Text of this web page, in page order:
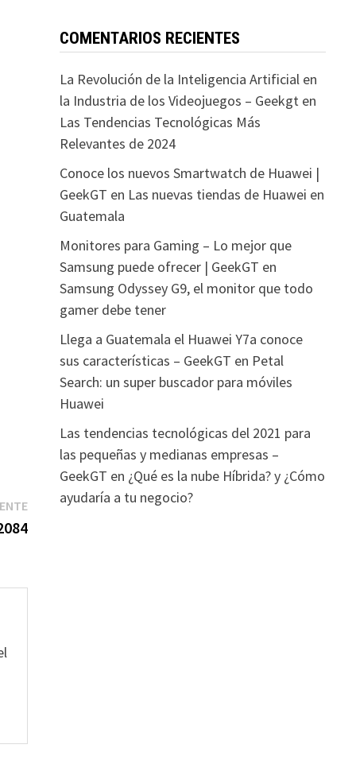
Entrada
siguiente:
COMENTARIOS RECIENTES
La Revolución de la Inteligencia Artificial en
la Industria de los Videojuegos – Geekgten
Las Tendencias Tecnológicas Más
Relevantes de 2024
Conoce los nuevos Smartwatch de Huawei |
GeekGT en Las nuevas tiendas de Huawei en
Guatemala
Monitores para Gaming – Lo mejor que
Samsung puede ofrecer | GeekGT en
Samsung Odyssey G9, el monitor que todo
gamer debe tener
Llega a Guatemala el Huawei Y7a conoce
sus características – GeekGT en Petal
Search: un super buscador para móviles
Huawei
Las tendencias tecnológicas del 2021 para
las pequeñas y medianas empresas –
GeekGT en ¿Qué es la nube Híbrida? y ¿Cómo
ayudaría a tu negocio?